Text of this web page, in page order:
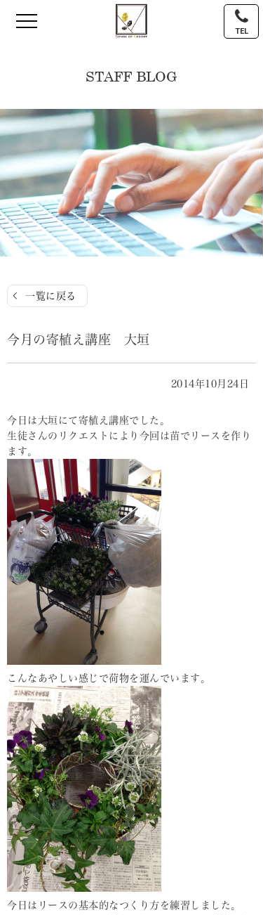
TEL
STAFF BLOG
一覧に戻る
今月の寄植え講座 大垣
2014年10月24日
今日は大垣にて寄植え講座でした。
生徒さんのリクエストにより今回は苗でリースを作り
ます。
こんなあやしい感じで荷物を運んでいます。
今日はリースの基本的なつくり方を練習しました。